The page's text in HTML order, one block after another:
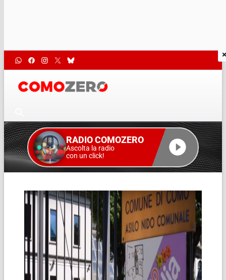
RADIO COMOZERO
Ascolta la radio
con un click!